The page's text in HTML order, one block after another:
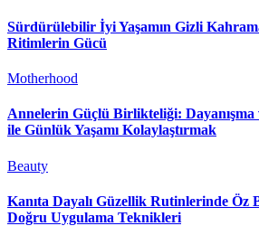
Sürdürülebilir İyi Yaşamın Gizli
Ritimlerin Gücü
Motherhood
Annelerin Güçlü Birlikteliği: Dayanışma
ile Günlük Yaşamı Kolaylaştırmak
Beauty
Kanıta Dayalı Güzellik Rutinlerinde Öz
Doğru Uygulama Teknikleri